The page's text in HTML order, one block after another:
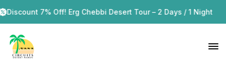
7% Off! Erg Chebbi Desert Tour – 2 Days / 1 Night